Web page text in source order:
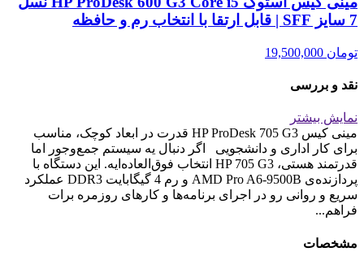
7 سایز SFF | قابل ارتقا با انتخاب رم و حافظه
تومان
نقد و بررسی
نمایش بیشتر
مینی کیس HP ProDesk 705 G3 قدرت در ابعاد کوچک، مناسب
برای کار اداری و دانشجویی اگر دنبال یه سیستم جمع‌وجور اما
قدرتمند هستی، HP 705 G3 انتخاب فوق‌العاده‌ایه. این دستگاه با
پردازنده‌ی AMD Pro A6-9500B و رم 4 گیگابایت DDR3 عملکرد
سریع و روانی رو در اجرای برنامه‌ها و کارهای روزمره برات
فراهم...
مشخصات